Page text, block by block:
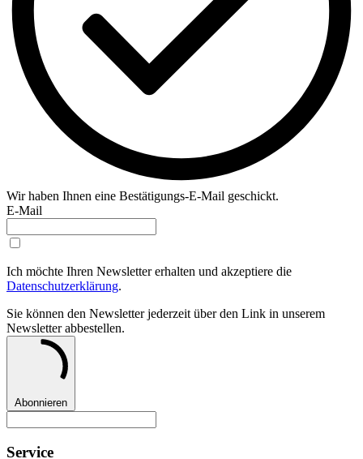
Wir haben Ihnen eine Bestätigungs-E-Mail geschickt.
E-Mail
Ich möchte Ihren Newsletter erhalten und akzeptiere die
Datenschutzerklärung.
Sie können den Newsletter jederzeit über den Link in unserem
Newsletter abbestellen.
Abonnieren
Service